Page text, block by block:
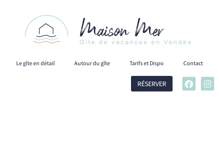
Le gîte en détail Autour du gîte Tarifs et Dispo Contact
RÉSERVER